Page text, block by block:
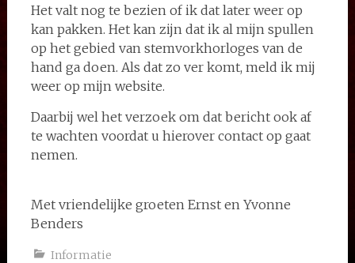
Het valt nog te bezien of ik dat later weer op
kan pakken. Het kan zijn dat ik al mijn spullen
op het gebied van stemvorkhorloges van de
hand ga doen. Als dat zo ver komt, meld ik mij
weer op mijn website.
Daarbij wel het verzoek om dat bericht ook af
te wachten voordat u hierover contact op gaat
nemen.
Met vriendelijke groeten Ernst en Yvonne
Benders
Informatie